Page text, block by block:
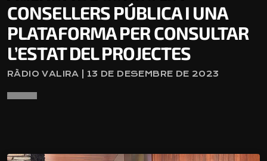
CONSELLERS PÚBLICA I UNA
PLATAFORMA PER CONSULTAR
L’ESTAT DEL PROJECTES
RÀDIO VALIRA | 13 DE DESEMBRE DE 2023